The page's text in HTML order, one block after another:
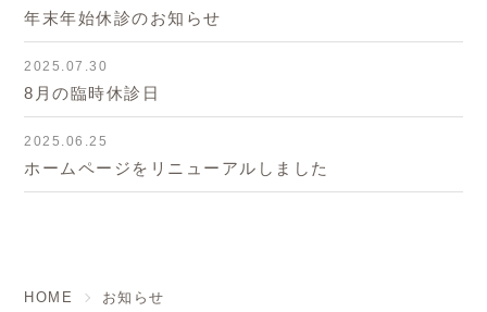
年末年始休診のお知らせ
2025.07.30
8月の臨時休診日
2025.06.25
ホームページをリニューアルしました
HOME お知らせ